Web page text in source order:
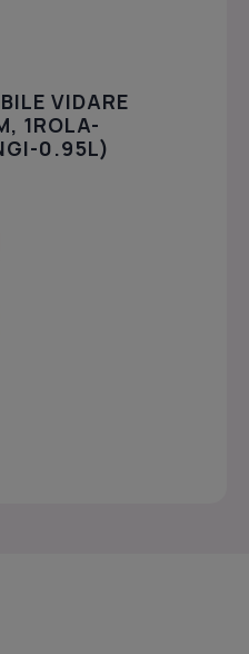
VIDARE
1ROLA-
0.95L)